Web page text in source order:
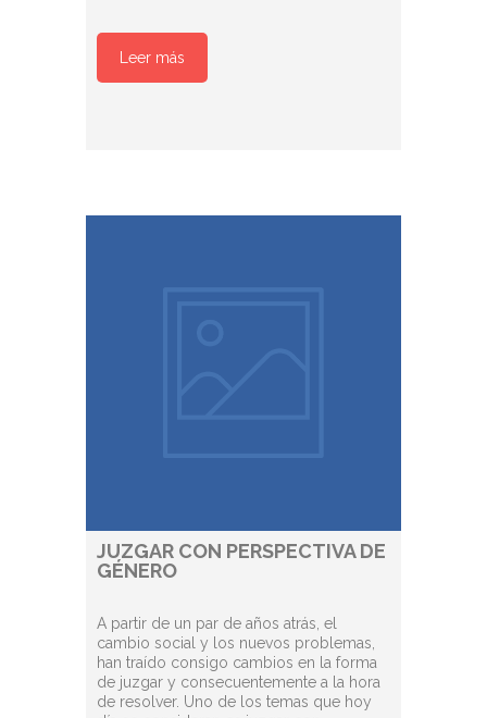
Leer más
JUZGAR CON PERSPECTIVA DE
GÉNERO
A partir de un par de años atrás, el
cambio social y los nuevos problemas,
han traído consigo cambios en la forma
de juzgar y consecuentemente a la hora
de resolver. Uno de los temas que hoy